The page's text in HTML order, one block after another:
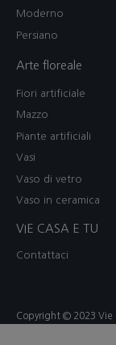
Moderno
Persiano
Arte floreale
Fiori artificiale
Mazzo
Piante artificiali
Vasi
Vaso di vetro
Vaso in ceramica
VIE CASA E TU
Contattaci
Copyright © 2023 Vie